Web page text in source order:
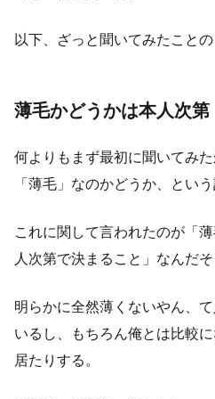
以下、ざっと聞いてみたことの
薄毛かどうかは本人次第
何よりもまず最初に聞いてみ
「薄毛」なのかどうか、という
これに関して言われたのが「
人次第で決まること」なんだそ
明らかに全然薄くないやん、
いるし、もちろん俺とは比較
居たりする。